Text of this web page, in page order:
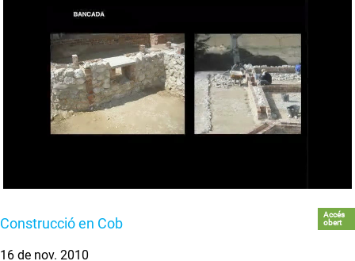
Construcció en Cob
Accés
obert
16 de nov. 2010